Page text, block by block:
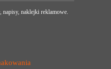
napisy, naklejki reklamowe.